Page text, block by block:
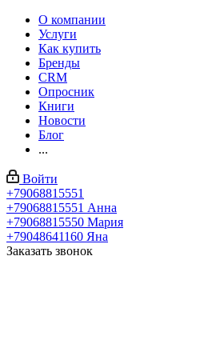
О компании
Услуги
Как купить
Бренды
CRM
Опросник
Книги
Новости
Блог
...
Войти
+79068815551
+79068815551 Анна
+79068815550 Мария
+79048641160 Яна
Заказать звонок